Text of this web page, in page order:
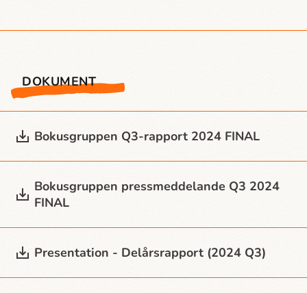
DOKUMENT
Bokusgruppen Q3-rapport 2024 FINAL
Bokusgruppen press­meddelande Q3 2024
FINAL
Presentation - Delårsrapport (2024 Q3)